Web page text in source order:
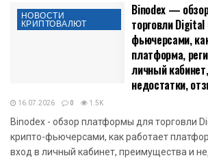
НОВОСТИ
КРИПТОВАЛЮТ
Binodex —
торговли
фьючерсами,
платформа,
личный
недостатки,
16.07.2026 0 1.5K
Binodex - обзор платформы для торговли
крипто-фьючерсами, как работает
вход в личный кабинет, преимущества и